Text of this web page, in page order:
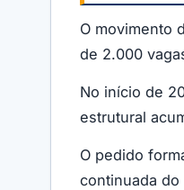
O movimento
de 2.000
No início de
estrutural
O pedido
continuada